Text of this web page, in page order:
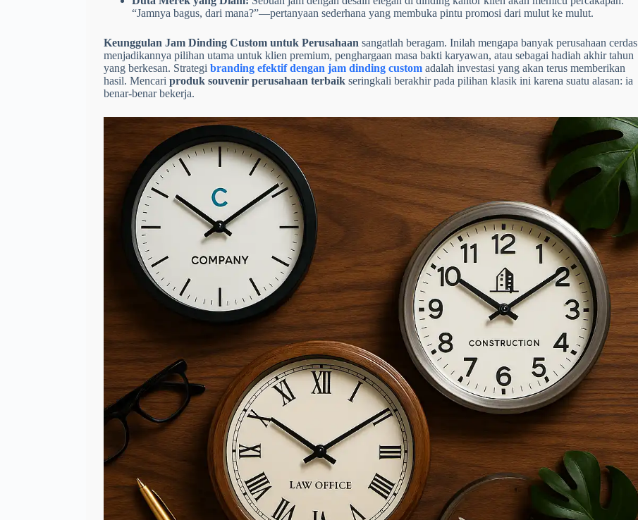
“Jamnya bagus, dari mana?”—pertanyaan sederhana yang membuka pintu promosi dari mulut ke mulut.
Keunggulan Jam Dinding Custom untuk Perusahaan sangatlah beragam. Inilah mengapa banyak perusahaan cerdas
menjadikannya pilihan utama untuk klien premium, penghargaan masa bakti karyawan, atau sebagai hadiah akhir tahun
yang berkesan. Strategi branding efektif dengan jam dinding custom adalah investasi yang akan terus memberikan
hasil. Mencari produk souvenir perusahaan terbaik seringkali berakhir pada pilihan klasik ini karena suatu alasan: ia
benar-benar bekerja.